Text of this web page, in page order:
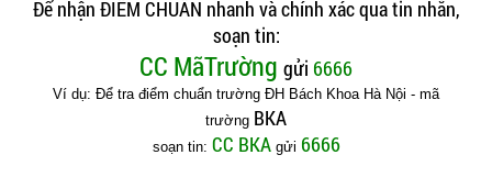
Để nhận ĐIỂM CHUẨN nhanh và chính xác qua tin nhắn,
soạn tin:
CC MãTrường gửi 6666
Ví dụ: Để tra điểm chuẩn trường ĐH Bách Khoa Hà Nội - mã
trường BKA
soạn tin: CC BKA gửi 6666